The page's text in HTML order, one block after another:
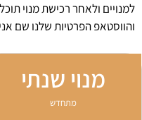
למנויים ולאחר רכישת מנוי
והווסטאפ הפרטיות שלנו שם אני
מנוי שנתי
מתחדש